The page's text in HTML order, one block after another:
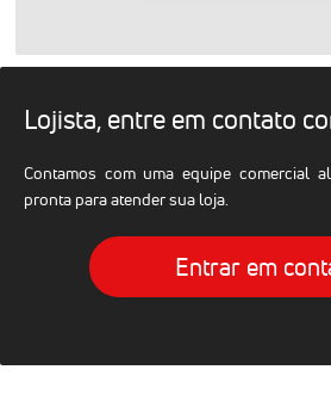
Lojista, entre em contato
Contamos com uma equipe comercial
pronta para atender sua loja.
Entrar em